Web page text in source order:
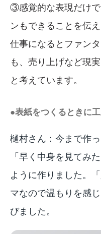
③感覚的な表現だけ
ンもできることを伝
仕事になるとファン
も、売り上げなど現
と考えています。
●表紙をつくるときに
樋村さん：今まで作
「早く中身を見てみ
ように作りました。
マなので温もりを感
びました。